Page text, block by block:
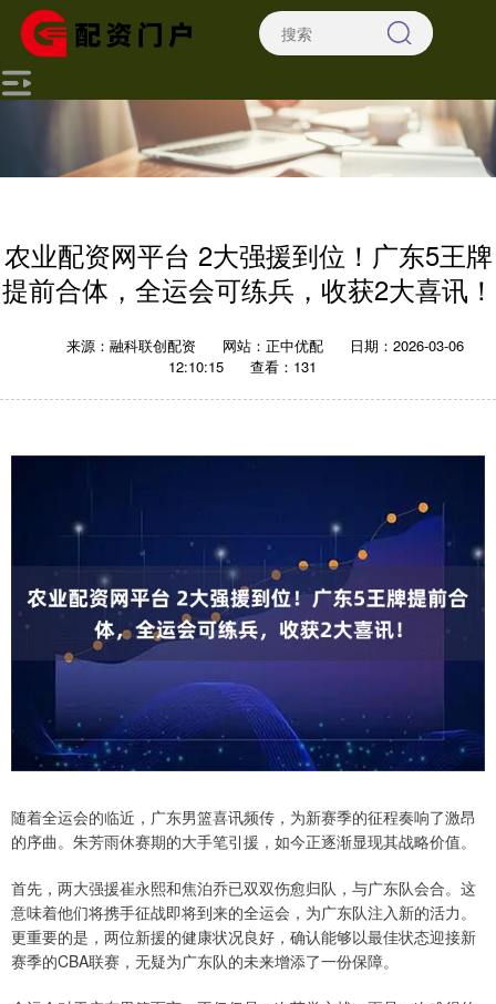
农业配资网平台 2大强援到位！广东5王牌
提前合体，全运会可练兵，收获2大喜讯！
来源：融科联创配资 网站：正中优配
日期：2026-03-06
12:10:15
查看：131
随着全运会的临近，广东男篮喜讯频传，为新赛季的征程奏响了激昂
的序曲。朱芳雨休赛期的大手笔引援，如今正逐渐显现其战略价值。
首先，两大强援崔永熙和焦泊乔已双双伤愈归队，与广东队会合。这
意味着他们将携手征战即将到来的全运会，为广东队注入新的活力。
更重要的是，两位新援的健康状况良好，确认能够以最佳状态迎接新
赛季的CBA联赛，无疑为广东队的未来增添了一份保障。